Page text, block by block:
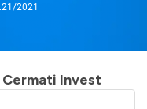
2021
Invest